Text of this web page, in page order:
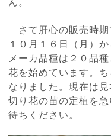
さて肝心の販売時
１０月１６日（月）
メーカ品種は２０品
花を始めています。
なりました。現在は
切り花の苗の定植を
待ちください。